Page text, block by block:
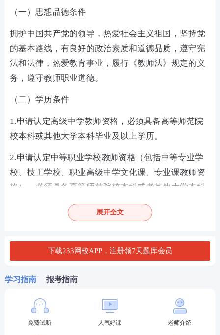
（一）思想品德条件
拥护中国共产党的领导，热爱社会主义祖国，坚持党
的基本路线，有良好的政治素质和道德品质，遵守宪
法和法律，热爱教育事业，履行《教师法》规定的义
务，遵守教师职业道德。
（二）学历条件
1.申请认定高级中学教师资格，必须具备高等师范院
校本科或其他大学本科毕业及以上学历。
2.申请认定中等职业学校教师资格（包括中等专业学
校、技工学校、职业高级中学文化课、专业课教师资
格），必须具备高等师范院校本科或者其他大学本科
毕业及以上学历。
3.申请认定中等职业学校实习指导教师资格（包括中
资格），必须具备中等职业学校毕业及以上学历，同
术等级证书。
（三）身体条件
具有良好的身体素质和心理素质，无传染性疾病，无
展开全文
下载233网校APP，注册领7天题库会员
学习指南 报考指南
免费试听 人气好课 老师介绍